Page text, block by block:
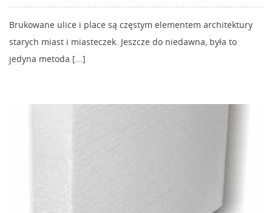
Brukowane ulice i place są częstym elementem architektury
starych miast i miasteczek. Jeszcze do niedawna, była to
jedyna metoda [...]